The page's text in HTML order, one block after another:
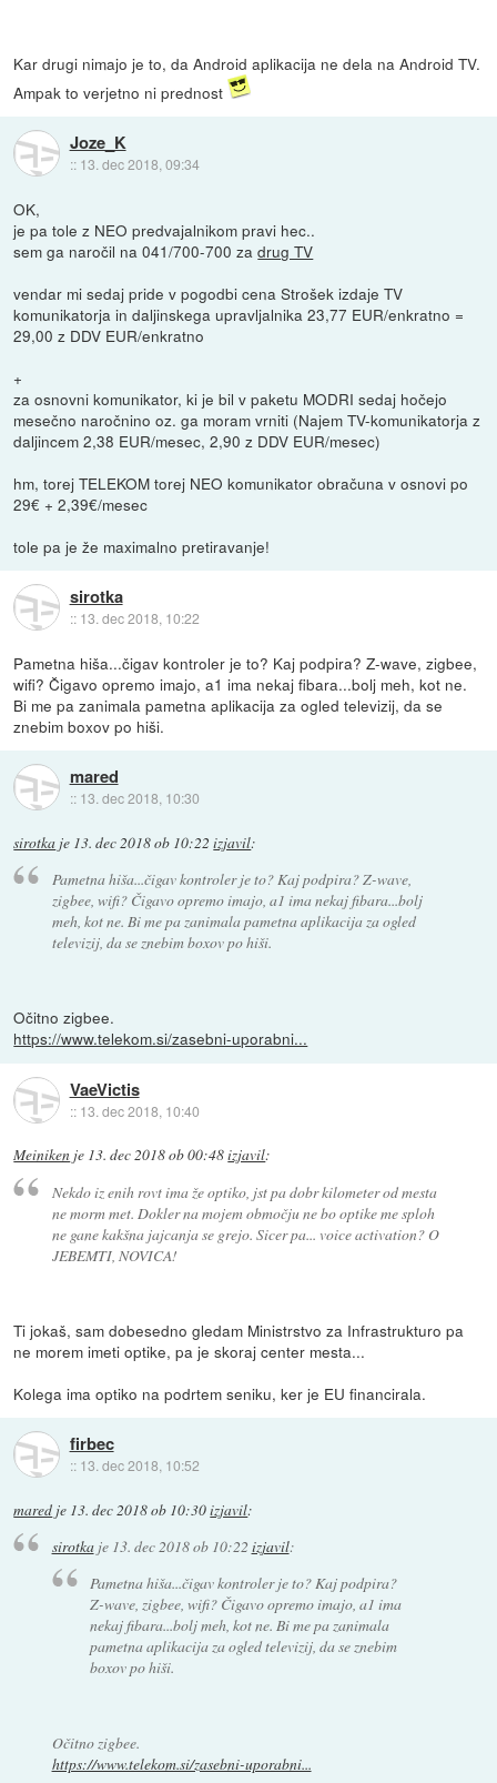
Kar drugi nimajo je to, da Android aplikacija ne dela na Android TV.
Ampak to verjetno ni prednost
Joze_K
:: 13. dec 2018, 09:34
OK,
je pa tole z NEO predvajalnikom pravi hec..
sem ga naročil na 041/700-700 zadrug TV
vendar mi sedaj pride v pogodbi cena Strošek izdaje TV
komunikatorja in daljinskega upravljalnika 23,77 EUR/enkratno =
29,00 z DDV EUR/enkratno
+
za osnovni komunikator, ki je bil v paketu MODRI sedaj hočejo
mesečno naročnino oz. ga moram vrniti (Najem TV-komunikatorja z
daljincem 2,38 EUR/mesec, 2,90 z DDV EUR/mesec)
hm, torej TELEKOM torej NEO komunikator obračuna v osnovi po
29€ + 2,39€/mesec
tole pa je že maximalno pretiravanje!
sirotka
:: 13. dec 2018, 10:22
Pametna hiša...čigav kontroler je to? Kaj podpira? Z-wave, zigbee,
wifi? Čigavo opremo imajo, a1 ima nekaj fibara...bolj meh, kot ne.
Bi me pa zanimala pametna aplikacija za ogled televizij, da se
znebim boxov po hiši.
mared
:: 13. dec 2018, 10:30
sirotka je 13. dec 2018 ob 10:22 izjavil:
Pametna hiša...čigav kontroler je to? Kaj podpira? Z-wave,
zigbee, wifi? Čigavo opremo imajo, a1 ima nekaj fibara...bolj
meh, kot ne. Bi me pa zanimala pametna aplikacija za ogled
televizij, da se znebim boxov po hiši.
Očitno zigbee.
https://www.telekom.si/zasebni-uporabni...
VaeVictis
:: 13. dec 2018, 10:40
Meiniken je 13. dec 2018 ob 00:48izjavil:
Nekdo iz enih rovt ima že optiko, jst pa dobr kilometer od mesta
ne morm met. Dokler na mojem območju ne bo optike me sploh
ne gane kakšna jajcanja se grejo. Sicer pa... voice activation? O
JEBEMTI, NOVICA!
Ti jokaš, sam dobesedno gledam Ministrstvo za Infrastrukturo pa
ne morem imeti optike, pa je skoraj center mesta...
Kolega ima optiko na podrtem seniku, ker je EU financirala.
firbec
:: 13. dec 2018, 10:52
mared je 13. dec 2018 ob 10:30izjavil:
sirotkaje 13. dec 2018 ob 10:22 izjavil:
Pametna hiša...čigav kontroler je to? Kaj podpira?
Z-wave, zigbee, wifi? Čigavo opremo imajo, a1 ima
nekaj fibara...bolj meh, kot ne. Bi me pa zanimala
pametna aplikacija za ogled televizij, da se znebim
boxov po hiši.
Očitno zigbee.
https://www.telekom.si/zasebni-uporabni...